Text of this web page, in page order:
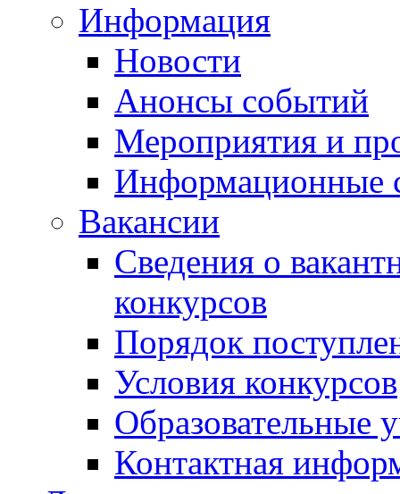
Информация
Новости
Анонсы событий
Мероприятия и
Информационные
Вакансии
Сведения о
конкурсов
Порядок
Условия конкурсов
Образовательные
Контактная